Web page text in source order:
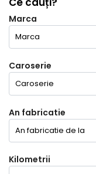
Marca
Caroserie
An fabricatie
Kilometrii